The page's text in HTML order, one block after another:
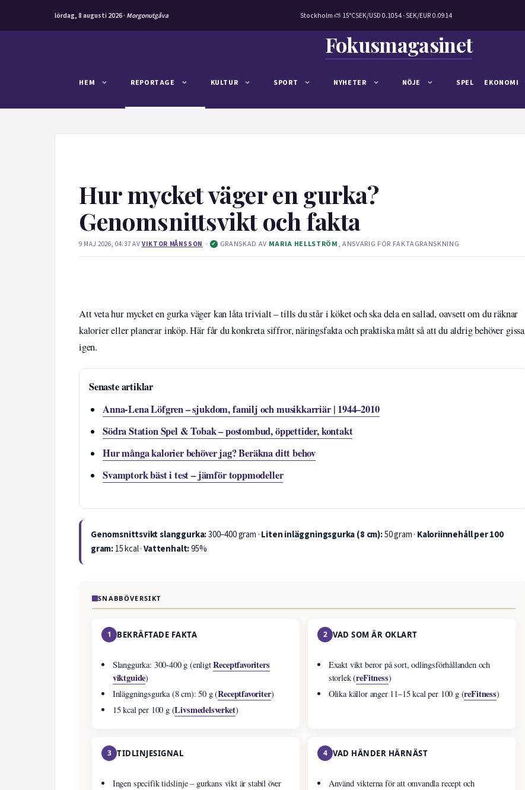
lördag, 8 augusti 2026 · Morgonutgåva Stockholm ⛅ 15°CSEK/USD 0.1054 · SEK/EUR 0.0914
Fokusmagasinet
HEM REPORTAGE KULTUR SPORT NYHETER NÖJE SPEL EKONOMI
Hur mycket väger en gurka?
Genomsnittsvikt och fakta
9 MAJ 2026, 04:37 AV VIKTOR MÅNSSON · ✓ GRANSKAD AV MARIA HELLSTRÖM, ANSVARIG FÖR FAKTAGRANSKNING
Att veta hur mycket en gurka väger kan låta trivialt – tills du står i köket och ska dela en sallad, oavsett om du räknar
kalorier eller planerar inköp. Här får du konkreta siffror, näringsfakta och praktiska mått så att du aldrig behöver gissa
igen.
Senaste artiklar
Anna-Lena Löfgren – sjukdom, familj och musikkarriär | 1944–2010
Södra Station Spel & Tobak – postombud, öppettider, kontakt
Hur många kalorier behöver jag? Beräkna ditt behov
Svamptork bäst i test – jämför toppmodeller
Genomsnittsvikt slanggurka:300–400 gram ·Liten inläggningsgurka (8 cm):50 gram · Kaloriinnehåll per 100
gram:15 kcal ·Vattenhalt:95%
SNABBÖVERSIKT
1 BEKRÄFTADE FAKTA
Slanggurka: 300-400 g (enligtReceptfavoriters
viktguide)
Inläggningsgurka (8 cm): 50 g (Receptfavoriter)
15 kcal per 100 g (Livsmedelsverket)
2 VAD SOM ÄR OKLART
Exakt vikt beror på sort, odlingsförhållanden och
storlek (reFitness)
Olika källor anger 11–15 kcal per 100 g (reFitness)
3 TIDLINJESIGNAL
Ingen specifik tidslinje – gurkans vikt är stabil över
4 VAD HÄNDER HÄRNÄST
Använd vikterna för att omvandla recept och